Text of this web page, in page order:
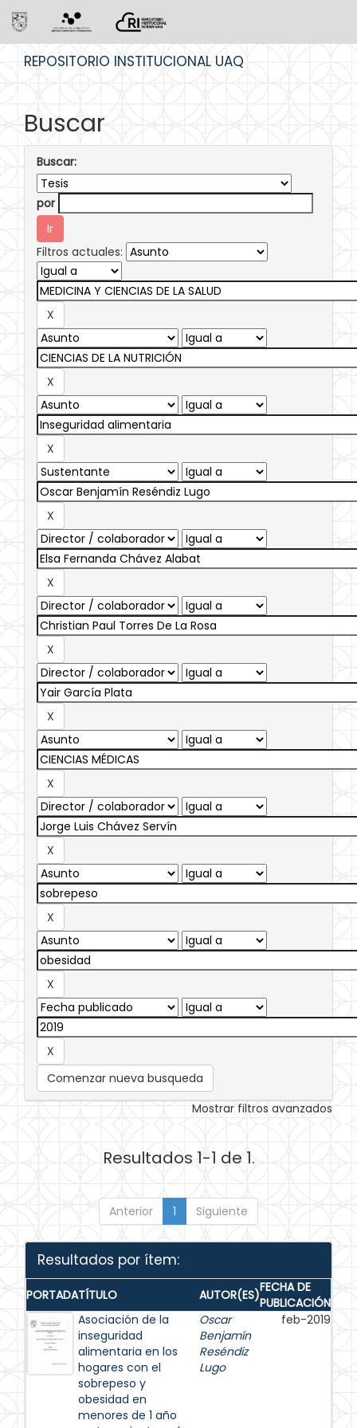
REPOSITORIO INSTITUCIONAL UAQ
Buscar
Buscar:
por
Filtros actuales:
Comenzar nueva busqueda
Mostrar filtros avanzados
Resultados 1-1 de 1.
Anterior 1 Siguiente
Resultados por ítem:
PORTADATÍTULO AUTOR(ES)FECHA DE
PUBLICACIÓN
Asociación de la
inseguridad
alimentaria en los
hogares con el
sobrepeso y
obesidad en
menores de 1 año
Oscar
Benjamín
Reséndiz
Lugo
feb-2019